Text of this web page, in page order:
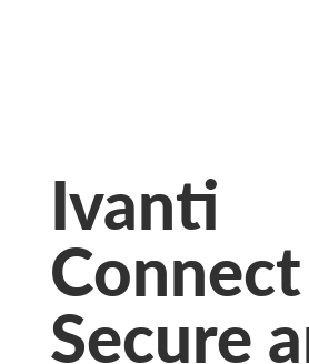
Ivanti
Connect
Secure